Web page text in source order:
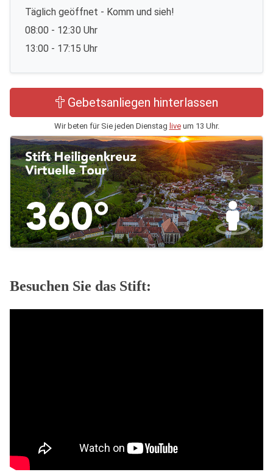
Täglich geöffnet - Komm und sieh!
08:00 - 12:30 Uhr
13:00 - 17:15 Uhr
Gebetsanliegen hinterlassen
Wir beten für Sie jeden Dienstag liveum 13 Uhr.
Besuchen Sie das Stift: